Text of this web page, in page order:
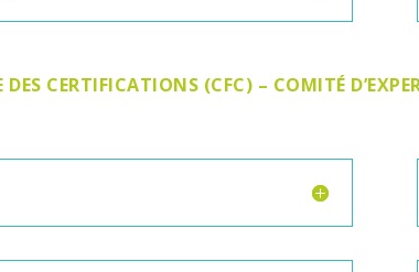
CERTIFICATIONS (CFC) – COMITÉ